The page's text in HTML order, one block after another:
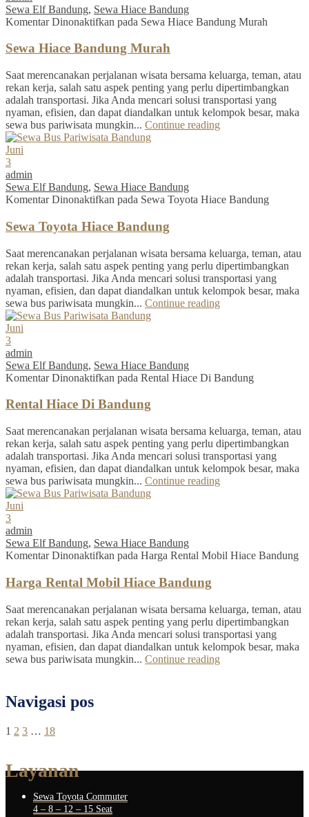
Sewa Elf Bandung, Sewa Hiace Bandung
Komentar Dinonaktifkan pada Sewa Hiace Bandung Murah
Sewa Hiace Bandung Murah
Saat merencanakan perjalanan wisata bersama keluarga, teman, atau
rekan kerja, salah satu aspek penting yang perlu dipertimbangkan
adalah transportasi. Jika Anda mencari solusi transportasi yang
nyaman, efisien, dan dapat diandalkan untuk kelompok besar, maka
sewa bus pariwisata mungkin... Continue reading
Juni
3
admin
Sewa Elf Bandung, Sewa Hiace Bandung
Komentar Dinonaktifkan pada Sewa Toyota Hiace Bandung
Sewa Toyota Hiace Bandung
Saat merencanakan perjalanan wisata bersama keluarga, teman, atau
rekan kerja, salah satu aspek penting yang perlu dipertimbangkan
adalah transportasi. Jika Anda mencari solusi transportasi yang
nyaman, efisien, dan dapat diandalkan untuk kelompok besar, maka
sewa bus pariwisata mungkin... Continue reading
Juni
3
admin
Sewa Elf Bandung, Sewa Hiace Bandung
Komentar Dinonaktifkan pada Rental Hiace Di Bandung
Rental Hiace Di Bandung
Saat merencanakan perjalanan wisata bersama keluarga, teman, atau
rekan kerja, salah satu aspek penting yang perlu dipertimbangkan
adalah transportasi. Jika Anda mencari solusi transportasi yang
nyaman, efisien, dan dapat diandalkan untuk kelompok besar, maka
sewa bus pariwisata mungkin... Continue reading
Juni
3
admin
Sewa Elf Bandung, Sewa Hiace Bandung
Komentar Dinonaktifkan pada Harga Rental Mobil Hiace Bandung
Harga Rental Mobil Hiace Bandung
Saat merencanakan perjalanan wisata bersama keluarga, teman, atau
rekan kerja, salah satu aspek penting yang perlu dipertimbangkan
adalah transportasi. Jika Anda mencari solusi transportasi yang
nyaman, efisien, dan dapat diandalkan untuk kelompok besar, maka
sewa bus pariwisata mungkin... Continue reading
Navigasi pos
1 2 3 … 18
Layanan
Sewa Toyota Commuter
4 – 8 – 12 – 15 Seat